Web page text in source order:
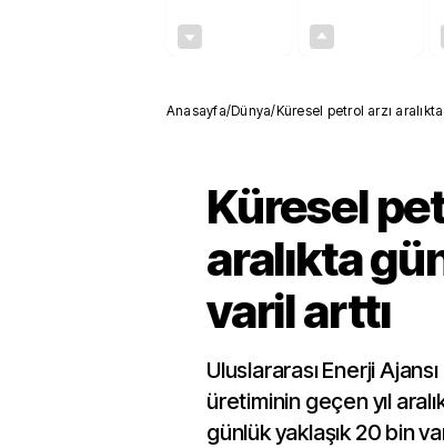
Anasayfa/Dünya/Küresel petrol arzı
Küresel
aralıkta
varil arttı
Uluslararası Enerji
üretiminin geçen yıl
günlük yaklaşık 20 bin